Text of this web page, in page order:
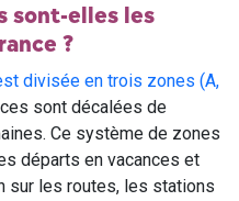
sont-elles les
?
divisée en trois zones (A,
sont décalées de
Ce système de zones
départs en vacances et
sur les routes, les stations